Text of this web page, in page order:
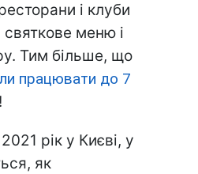
і клуби
меню і
Тим більше, що
працювати до 7
!
рік у Києві, у
як